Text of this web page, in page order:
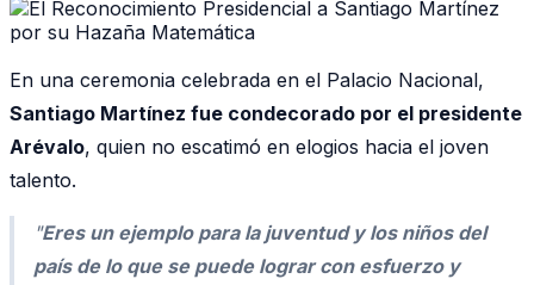
En una ceremonia celebrada en el Palacio Nacional,
Santiago Martínez fue condecorado por el presidente
Arévalo, quien no escatimó en elogios hacia el joven
talento.
"Eres un ejemplo para la juventud y los niños del
país de lo que se puede lograr con esfuerzo y